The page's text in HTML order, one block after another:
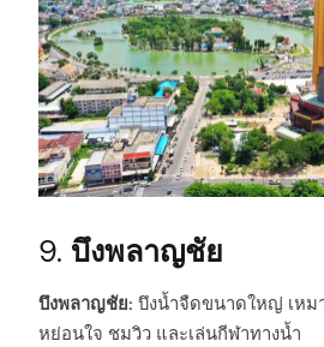
9. บึงพลาญชัย
บึงพลาญชัย: บึงน้ำจืดขนาดใหญ่ เหม
หย่อนใจ ชมวิว และเล่นกีฬาทางน้ำ